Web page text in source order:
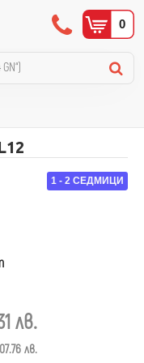
0
1 - 2 СЕДМИЦИ
лв.
лв.